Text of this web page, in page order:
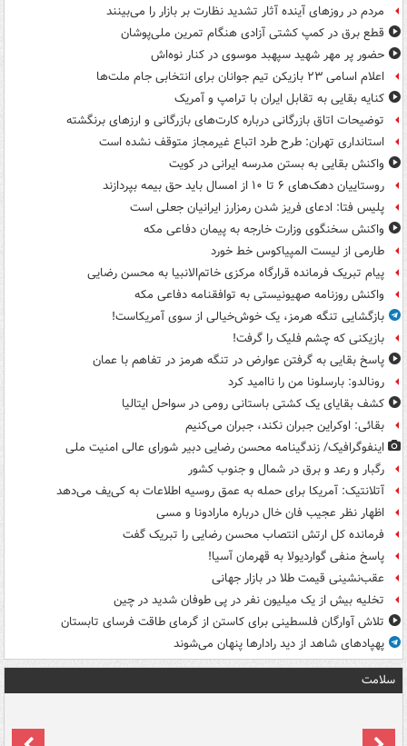
مردم در روزهای آینده آثار تشدید نظارت بر بازار را می‌بینند
قطع برق در کمپ کشتی آزادی هنگام تمرین ملی‌پوشان
حضور پر مهر شهید سپهبد موسوی در کنار نوه‌اش
اعلام اسامی ۲۳ بازیکن تیم جوانان برای انتخابی جام ملت‌ها
کنایه بقایی به تقابل ایران با ترامپ و آمریک
توضیحات اتاق بازرگانی درباره کارت‌های بازرگانی و ارزهای برنگشته
استانداری تهران: طرح طرد اتباع غیرمجاز متوقف نشده است
واکنش بقایی به بستن مدرسه ایرانی در کویت
روستاییان دهک‌های ۶ تا ۱۰ از امسال باید حق بیمه بپردازند
پلیس فتا: ادعای فریز شدن رمزارز ایرانیان جعلی است
واکنش سخنگوی وزارت خارجه به پیمان دفاعی مکه
طارمی از لیست المپیاکوس خط خورد
پیام تبریک فرمانده قرارگاه مرکزی خاتم‌الانبیا به محسن رضایی
واکنش روزنامه صهیونیستی به توافقنامه دفاعی مکه
بازگشایی تنگه هرمز، یک خوش‌خیالی از سوی آمریکاست!
بازیکنی که چشم فلیک را گرفت!
پاسخ بقایی به گرفتن عوارض در تنگه هرمز در تفاهم با عمان
رونالدو: بارسلونا من را ناامید کرد
کشف بقایای یک کشتی باستانی رومی در سواحل ایتالیا
بقائی: اوکراین جبران نکند، جبران می‌کنیم
اینفوگرافیک/ زندگینامه محسن رضایی دبیر شورای عالی امنیت‌ ملی
رگبار و رعد و برق در شمال و جنوب کشور
آتلانتیک: آمریکا برای حمله به عمق روسیه اطلاعات به کی‌یف می‌دهد
اظهار نظر عجیب فان خال درباره مارادونا و مسی
فرمانده کل ارتش انتصاب محسن رضایی را تبریک گفت
پاسخ منفی گواردیولا به قهرمان آسیا!
عقب‌نشینی قیمت طلا در بازار جهانی
تخلیه بیش از یک میلیون نفر در پی طوفان شدید در چین
تلاش آوارگان فلسطینی برای کاستن از گرمای طاقت فرسای تابستان
پهپادهای شاهد از دید رادارها پنهان می‌شوند
سلامت